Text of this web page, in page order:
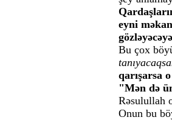
eyni
Bu çox
qarışarsa
"Mən də
Rəsulullah
Onun bu